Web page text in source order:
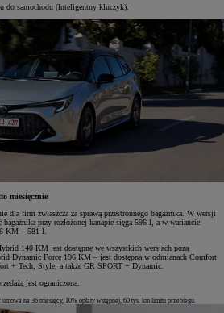
do samochodu (Inteligentny kluczyk).
miesięcznie
dla firm zwłaszcza za sprawą przestronnego bagażnika. W wersji
przy rozłożonej kanapie sięga 596 l, a w wariancie
KM – 581 l.
140 KM jest dostępne we wszystkich wersjach poza
Dynamic Force 196 KM – jest dostępna w odmianach Comfort
+ Tech, Style, a także GR SPORT + Dynamic.
jest ograniczona.
na 36 miesięcy, 10% opłaty wstępnej, 60 tys. km limitu przebiegu.